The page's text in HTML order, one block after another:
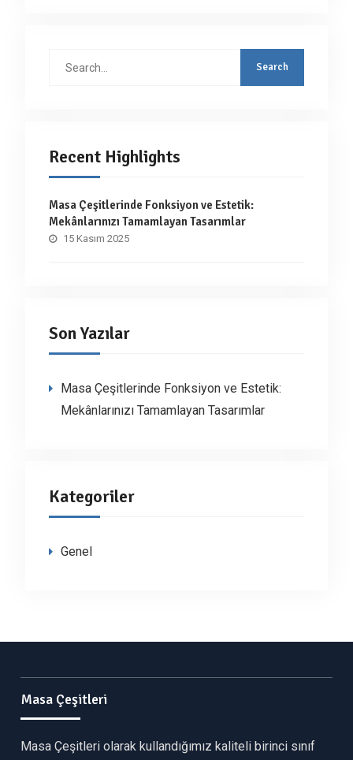
Recent Highlights
Masa Çeşitlerinde Fonksiyon ve Estetik:
Mekânlarınızı Tamamlayan Tasarımlar
15 Kasım 2025
Son Yazılar
Masa Çeşitlerinde Fonksiyon ve Estetik:
Mekânlarınızı Tamamlayan Tasarımlar
Kategoriler
Genel
Masa Çeşitleri
Masa Çeşitleri olarak kullandığımız kaliteli birinci sınıf